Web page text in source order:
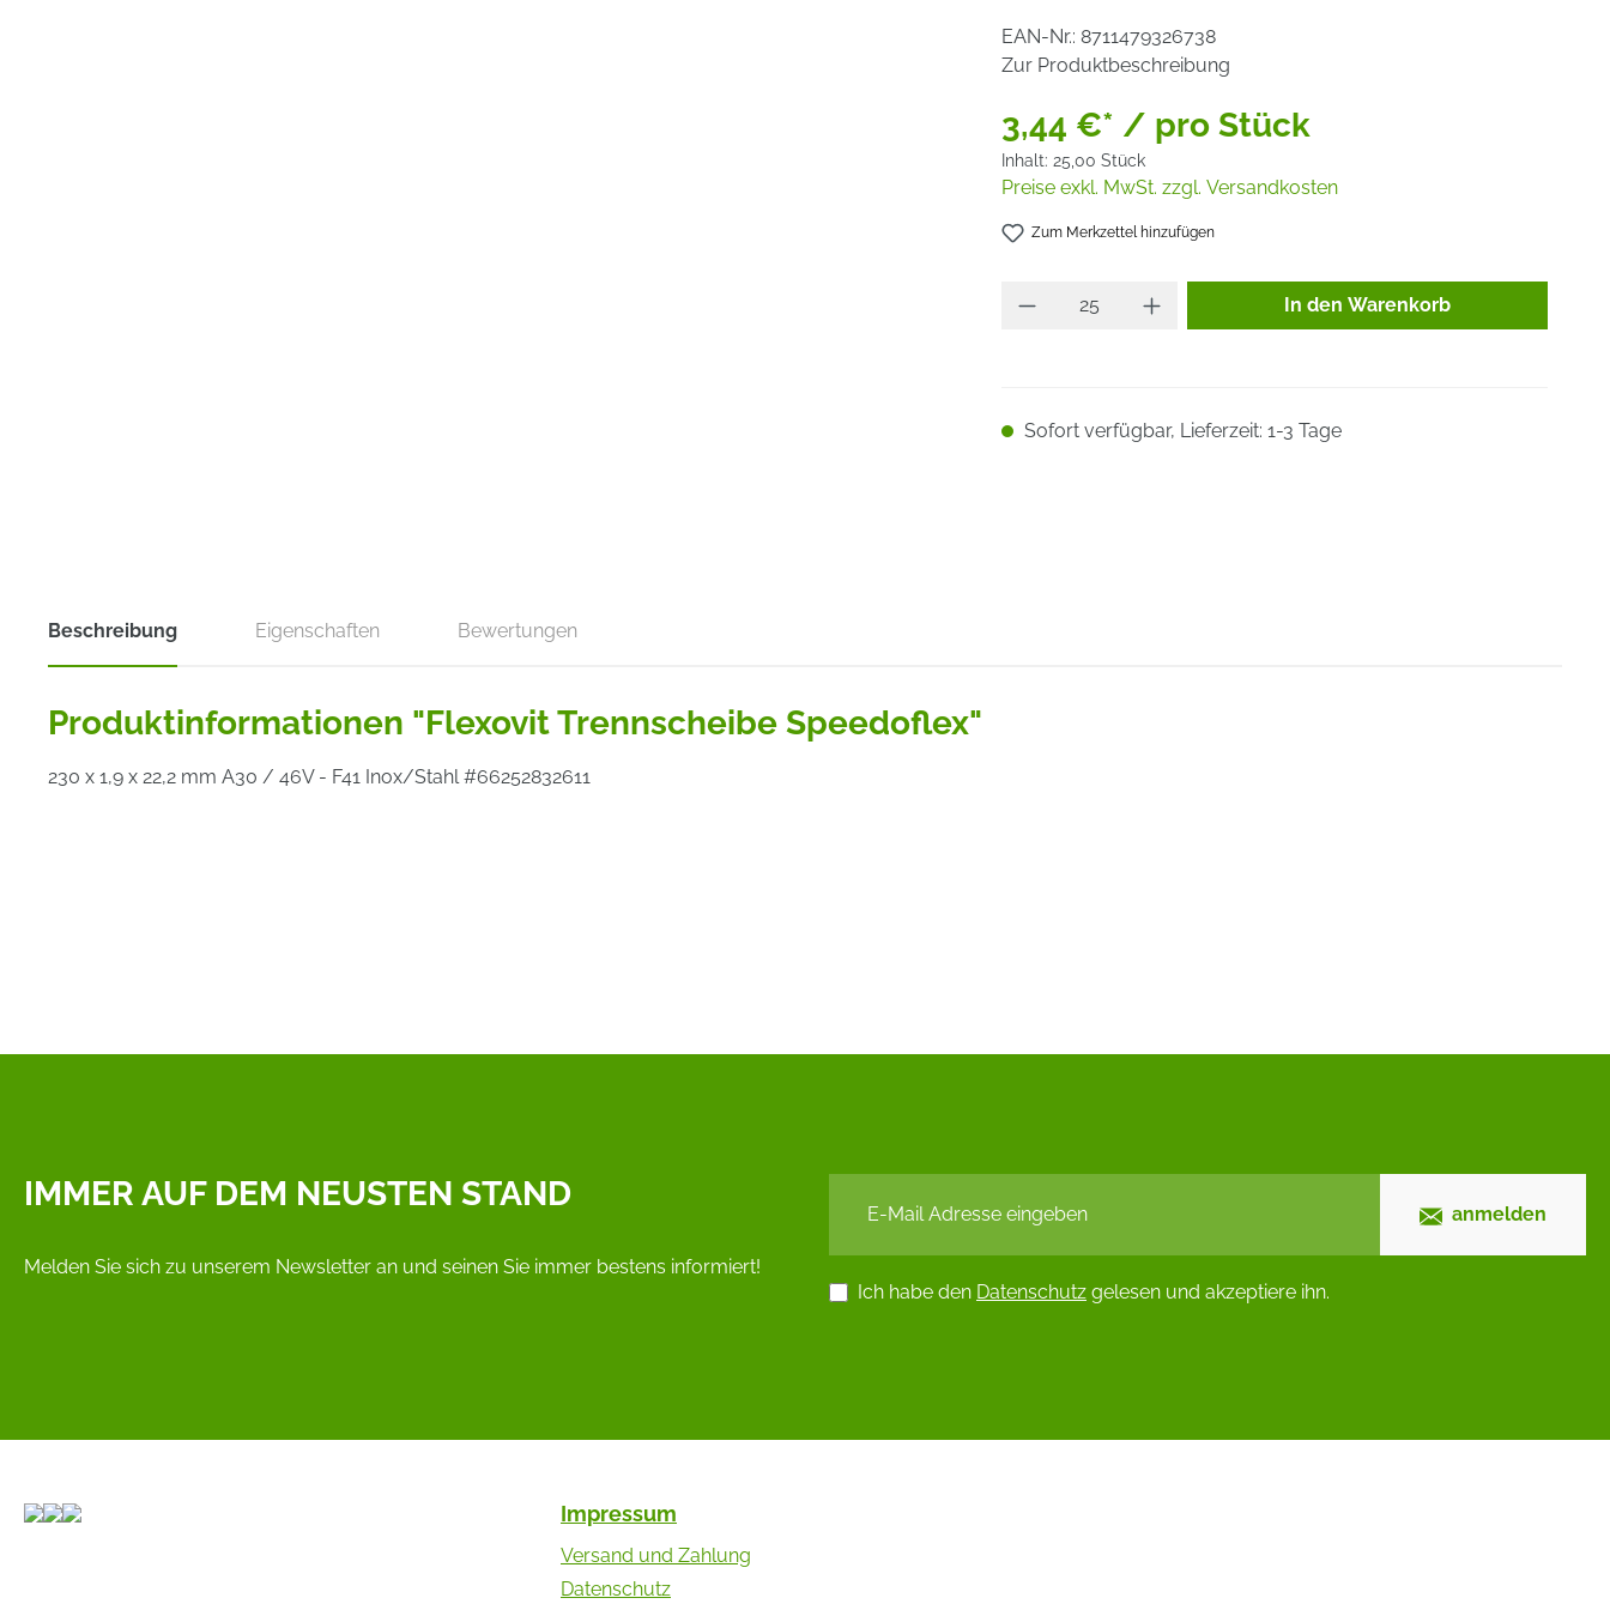
EAN-Nr.: 8711479326738
Zur Produktbeschreibung
3,44 €* / pro Stück
Inhalt: 25,00 Stück
Preise exkl. MwSt. zzgl. Versandkosten
Zum Merkzettel hinzufügen
Produkt Anzahl: Gib den
In den Warenkorb
Sofort verfügbar, Lieferzeit: 1-3 Tage
Beschreibung Eigenschaften Bewertungen
Produktinformationen "Flexovit Trennscheibe Speedoflex"
230 x 1,9 x 22,2 mm A30 / 46V - F41 Inox/Stahl #66252832611
IMMER AUF DEM NEUSTEN STAND
Melden Sie sich zu unserem Newsletter an und seinen Sie immer bestens informiert!
anmelden
Ich habe den Datenschutz gelesen und akzeptiere ihn.
Impressum
Versand und Zahlung
Datenschutz